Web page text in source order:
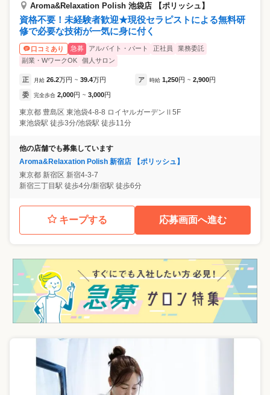
Aroma&Relaxation Polish 池袋店 【ポリッシュ】
資格不要！未経験者歓迎★現役セラピストによる無料研
修で必要な技術が一気に身に付く
口コミあり 急募 アルバイト・パート 正社員
業務委託
副業・WワークOK
個人サロン
正 月給 26.2万円 ~ 39.4万円 ア 時給 1,250円 ~ 2,900円
委 完全歩合 2,000円 ~ 3,000円
東京都 豊島区 東池袋4-8-8 ロイヤルガーデンⅡ5F
東池袋駅 徒歩3分/池袋駅 徒歩11分
他の店舗でも募集しています
Aroma&Relaxation Polish 新宿店 【ポリッシュ】
東京都 新宿区 新宿4-3-7
新宿三丁目駅 徒歩4分/新宿駅 徒歩6分
キープする 応募画面へ進む